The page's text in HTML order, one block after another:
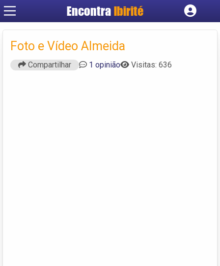
EncontraIbirité
Cadastrar empresa
Criar conta
Foto e Vídeo Almeida
Compartilhar 1 opinião Visitas: 636